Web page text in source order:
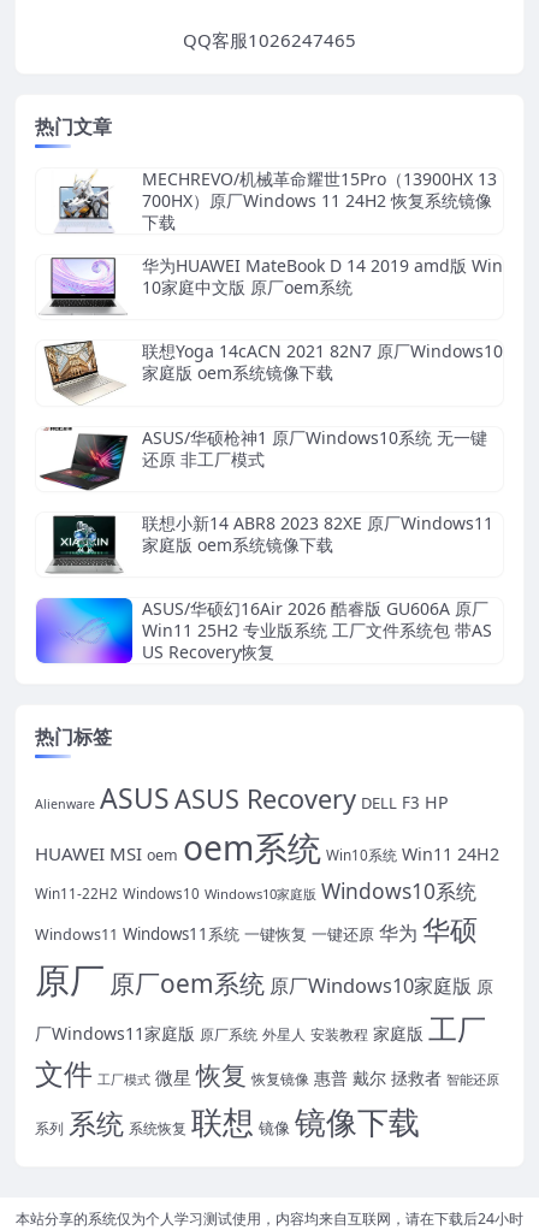
QQ客服1026247465
热门文章
MECHREVO/机械革命耀世15Pro（13900HX 13
700HX）原厂Windows 11 24H2 恢复系统镜像
下载
华为HUAWEI MateBook D 14 2019 amd版 Win
10家庭中文版 原厂oem系统
联想Yoga 14cACN 2021 82N7 原厂Windows10
家庭版 oem系统镜像下载
ASUS/华硕枪神1 原厂Windows10系统 无一键
还原 非工厂模式
联想小新14 ABR8 2023 82XE 原厂Windows11
家庭版 oem系统镜像下载
ASUS/华硕幻16Air 2026 酷睿版 GU606A 原厂
Win11 25H2 专业版系统 工厂文件系统包 带AS
US Recovery恢复
热门标签
Alienware ASUSASUS Recovery DELL F3 HP
HUAWEI MSI oem oem系统 Win10系统 Win11 24H2
Win11-22H2 Windows10 Windows10家庭版 Windows10系统
Windows11 Windows11系统 一键恢复 一键还原 华为 华硕
原厂 原厂oem系统 原厂Windows10家庭版 原
厂Windows11家庭版 原厂系统 外星人 安装教程 家庭版 工厂
文件 工厂模式 微星 恢复 恢复镜像 惠普 戴尔 拯救者 智能还原
系列 系统 系统恢复 联想 镜像 镜像下载
本站分享的系统仅为个人学习测试使用，内容均来自互联网，请在下载后24小时